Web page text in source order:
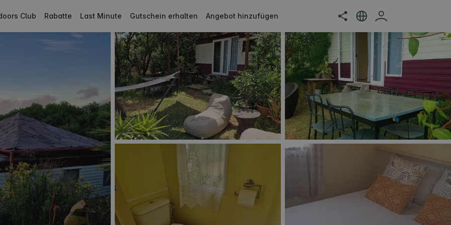
Club Rabatte Last Minute Gutschein erhalten Angebot hinzufügen